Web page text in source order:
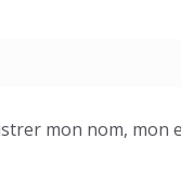
mon nom, mon